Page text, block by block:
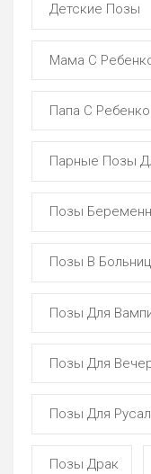
Детские Позы
Мама С
Папа С
Парные Позы
Позы
Позы В
Позы Для
Позы Для
Позы Для
Позы Драк